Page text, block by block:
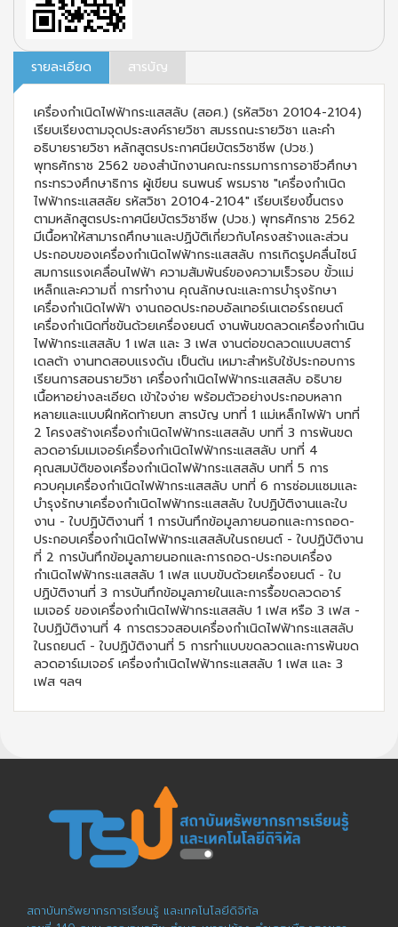
รายละเอียด สารบัญ
เครื่องกำเนิดไฟฟ้ากระแสสลับ (สอศ.) (รหัสวิชา 20104-2104)
เรียบเรียงตามจุดประสงค์รายวิชา สมรรถนะรายวิชา และคำ
อธิบายรายวิชา หลักสูตรประกาศนียบัตรวิชาชีพ (ปวช.)
พุทธศักราช 2562 ของสำนักงานคณะกรรมการการอาชีวศึกษา
กระทรวงศึกษาธิการ ผู้เขียน ธนพนธ์ พรมราช "เครื่องกำเนิด
ไฟฟ้ากระแสสลัย รหัสวิชา 20104-2104" เรียบเรียงขึ้นตรง
ตามหลักสูตรประกาศนียบัตรวิชาชีพ (ปวช.) พุทธศักราช 2562
มีเนื้อหาให้สามารถศึกษาและปฏิบัติเกี่ยวกับโครงสร้างและส่วน
ประกอบของเครื่องกำเนิดไฟฟ้ากระแสสลับ การเกิดรูปคลื่นไซน์
สมการแรงเคลื่อนไฟฟ้า ความสัมพันธ์ของความเร็วรอบ ขั้วแม่
เหล็กและความถี่ การทำงาน คุณลักษณะและการบำรุงรักษา
เครื่องกำเนิดไฟฟ้า งานถอดประกอบอัลเทอร์เนเตอร์รถยนต์
เครื่องกำเนิดที่ชขันด้วยเครื่องยนต์ งานพันขดลวดเครื่องกำเนิน
ไฟฟ้ากระแสสลับ 1 เฟส และ 3 เฟส งานต่อขดลวดแบบสตาร์
เดลต้า งานทดสอบแรงดัน เป็นต้น เหมาะสำหรับใช้ประกอบการ
เรียนการสอนรายวิชา เครื่องกำเนิดไฟฟ้ากระแสสลับ อธิบาย
เนื้อหาอย่างละเอียด เข้าใจง่าย พร้อมตัวอย่างประกอบหลาก
หลายและแบบฝึกหัดท้ายบท สารบัญ บทที่ 1 แม่เหล็กไฟฟ้า บทที่
2 โครงสร้างเครื่องกำเนิดไฟฟ้ากระแสสลับ บทที่ 3 การพันขด
ลวดอาร์มเมเจอร์เครื่องกำเนิดไฟฟ้ากระแสสลับ บทที่ 4
คุณสมบัติของเครื่องกำเนิดไฟฟ้ากระแสสลับ บทที่ 5 การ
ควบคุมเครื่องกำเนิดไฟฟ้ากระแสสลับ บทที่ 6 การซ่อมแซมและ
บำรุงรักษาเครื่องกำเนิดไฟฟ้ากระแสสลับ ใบปฏิบัติงานและใบ
งาน - ใบปฏิบัติงานที่ 1 การบันทึกข้อมูลภายนอกและการถอด-
ประกอบเครื่องกำเนิดไฟฟ้ากระแสสลับในรถยนต์ - ใบปฏิบัติงาน
ที่ 2 การบันทึกข้อมูลภายนอกและการถอด-ประกอบเครื่อง
กำเนิดไฟฟ้ากระแสสลับ 1 เฟส แบบขับด้วยเครื่องยนต์ - ใบ
ปฏิบัติงานที่ 3 การบันทึกข้อมูลภายในและการรื้อขดลวดอาร์
เมเจอร์ ของเครื่องกำเนิดไฟฟ้ากระแสสลับ 1 เฟส หรือ 3 เฟส -
ใบปฏิบัติงานที่ 4 การตรวจสอบเครื่องกำเนิดไฟฟ้ากระแสสลับ
ในรถยนต์ - ใบปฏิบัติงานที่ 5 การทำแบบขดลวดและการพันขด
ลวดอาร์เมเจอร์ เครื่องกำเนิดไฟฟ้ากระแสสลับ 1 เฟส และ 3
เฟส ฯลฯ
สถาบันทรัพยากรการเรียนรู้ และเทคโนโลยีดิจิทัล